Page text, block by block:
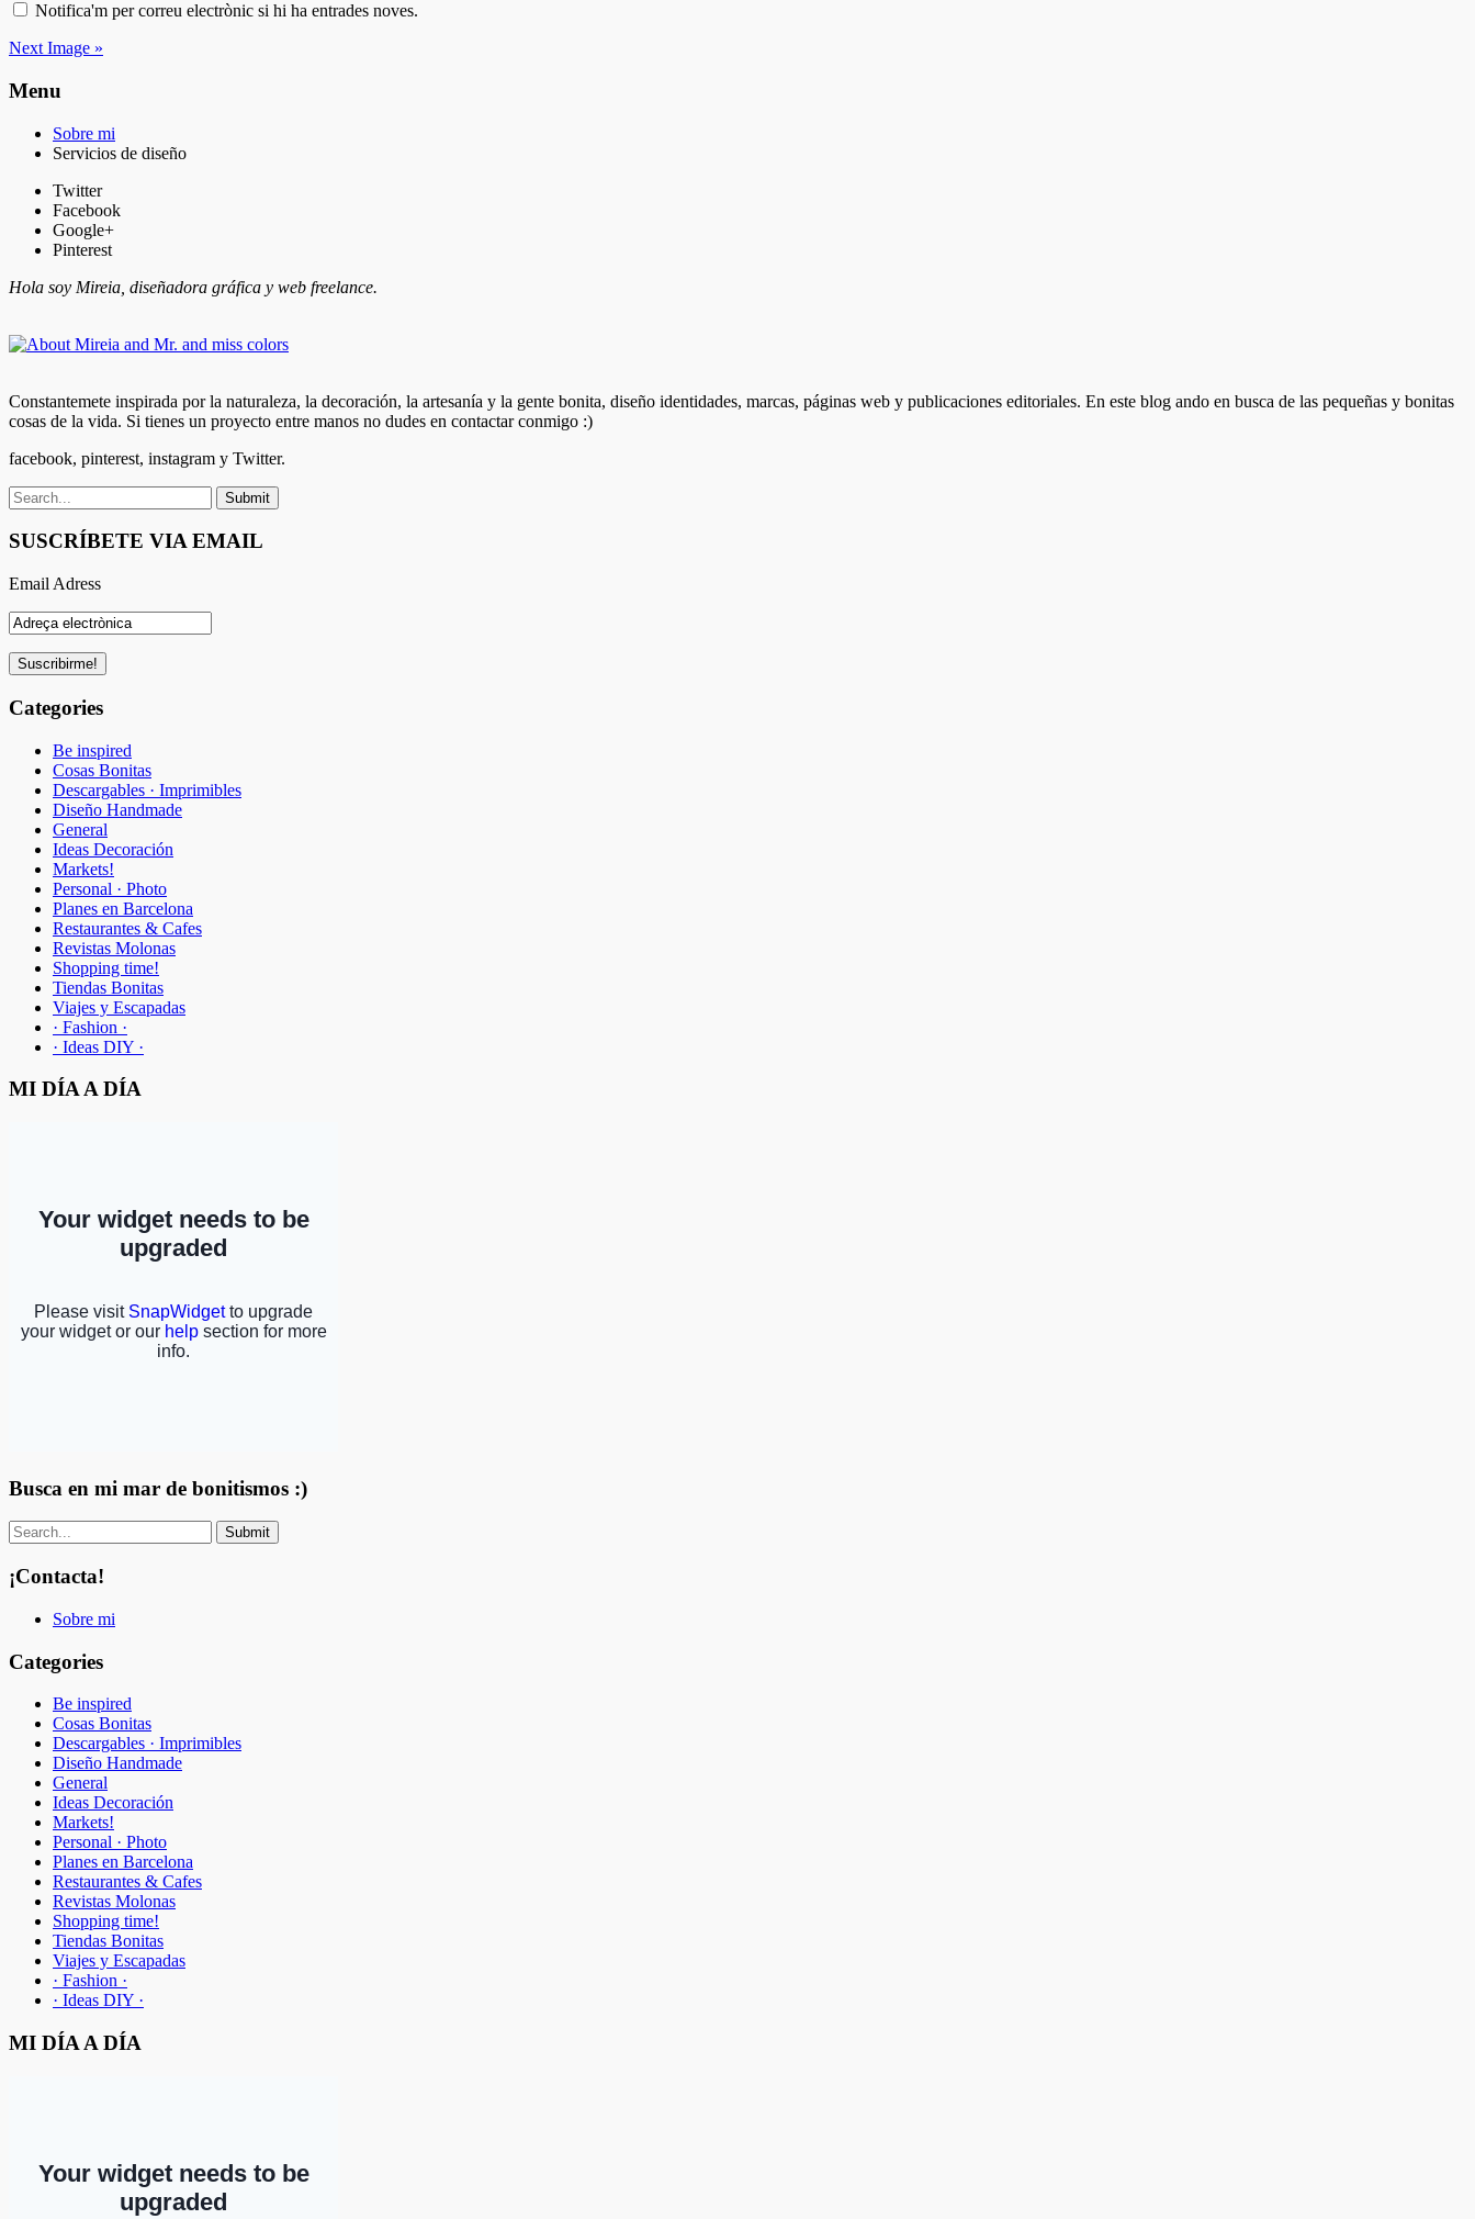
Notifica'm per correu electrònic si hi ha entrades noves.
Next Image »
Menu
Sobre mi
Servicios de diseño
Twitter
Facebook
Google+
Pinterest
Hola soy Mireia, diseñadora gráfica y web freelance.
Constantemete inspirada por la naturaleza, la decoración, la artesanía y la gente bonita, diseño identidades, marcas, páginas web y publicaciones editoriales. En este blog ando en busca de las pequeñas y bonitas
cosas de la vida. Si tienes un proyecto entre manos no dudes en contactar conmigo :)
facebook, pinterest, instagram y Twitter.
SUSCRÍBETE VIA EMAIL
Email Adress
Categories
Be inspired
Cosas Bonitas
Descargables · Imprimibles
Diseño Handmade
General
Ideas Decoración
Markets!
Personal · Photo
Planes en Barcelona
Restaurantes & Cafes
Revistas Molonas
Shopping time!
Tiendas Bonitas
Viajes y Escapadas
· Fashion ·
· Ideas DIY ·
MI DÍA A DÍA
Busca en mi mar de bonitismos :)
¡Contacta!
Sobre mi
Categories
Be inspired
Cosas Bonitas
Descargables · Imprimibles
Diseño Handmade
General
Ideas Decoración
Markets!
Personal · Photo
Planes en Barcelona
Restaurantes & Cafes
Revistas Molonas
Shopping time!
Tiendas Bonitas
Viajes y Escapadas
· Fashion ·
· Ideas DIY ·
MI DÍA A DÍA